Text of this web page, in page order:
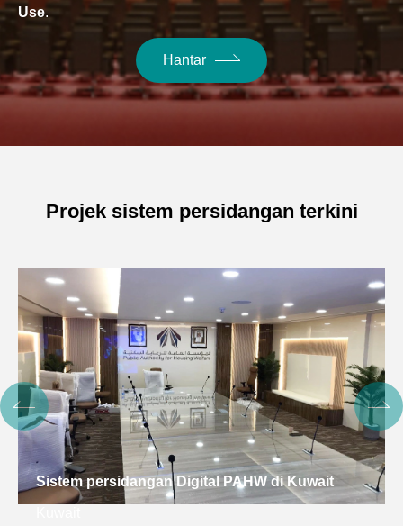
Use.
Hantar
Projek sistem persidangan terkini
Sistem persidangan Digital PAHW di Kuwait